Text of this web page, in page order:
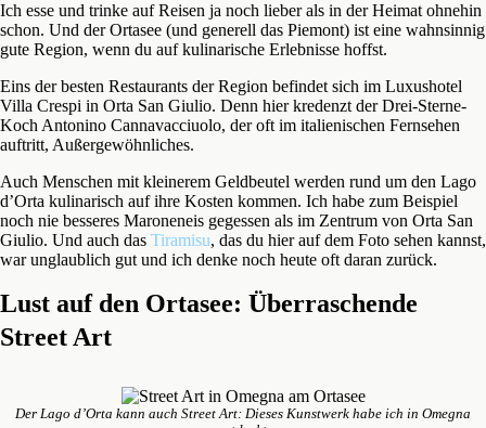
Ich esse und trinke auf Reisen ja noch lieber als in der Heimat ohnehin
schon. Und der Ortasee (und generell das Piemont) ist eine wahnsinnig
gute Region, wenn du auf kulinarische Erlebnisse hoffst.
Eins der besten Restaurants der Region befindet sich im Luxushotel
Villa Crespi in Orta San Giulio. Denn hier kredenzt der Drei-Sterne-
Koch Antonino Cannavacciuolo, der oft im italienischen Fernsehen
auftritt, Außergewöhnliches.
Auch Menschen mit kleinerem Geldbeutel werden rund um den Lago
d’Orta kulinarisch auf ihre Kosten kommen. Ich habe zum Beispiel
noch nie besseres Maroneneis gegessen als im Zentrum von Orta San
Giulio. Und auch das Tiramisu, das du hier auf dem Foto sehen kannst,
war unglaublich gut und ich denke noch heute oft daran zurück.
Lust auf den Ortasee: Überraschende
Street Art
Der Lago d’Orta kann auch Street Art: Dieses Kunstwerk habe ich in Omegna